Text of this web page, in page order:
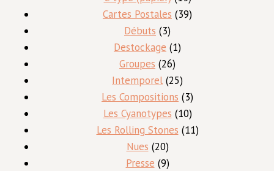
€
.
produits
Cartes Postales 3939
Débuts 33
produits
Destockage 11
Groupes 2626
produits
Intemporel 2525
produits
Les Compositions 33
produits
Les Cyanotypes 1010
produits
Les Rolling Stones 1111
Nues 2020
produits
Presse 99